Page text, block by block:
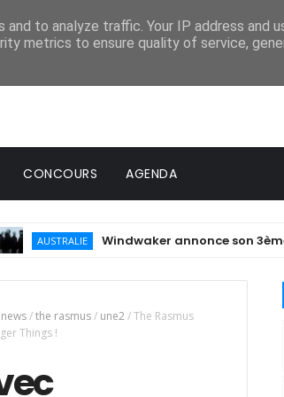
CONCOURS AGENDA
Windwaker annonce son 3ème
news/the rasmus/ une2/The Rasmus
Things !
to analyze traffic. Your IP address and
metrics to ensure quality of service,